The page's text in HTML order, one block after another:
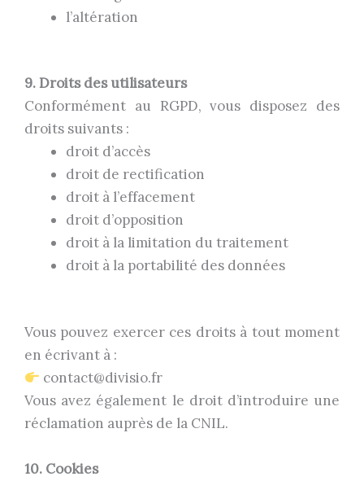
l’altération
9. Droits des utilisateurs
Conformément au RGPD, vous disposez des
droits suivants :
droit d’accès
droit de rectification
droit à l’effacement
droit d’opposition
droit à la limitation du traitement
droit à la portabilité des données
Vous pouvez exercer ces droits à tout moment
en écrivant à :
contact@divisio.fr
Vous avez également le droit d’introduire une
réclamation auprès de la CNIL.
10. Cookies